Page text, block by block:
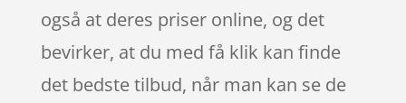
også at deres priser online, og det
bevirker, at du med få klik kan finde
det bedste tilbud, når man kan se de